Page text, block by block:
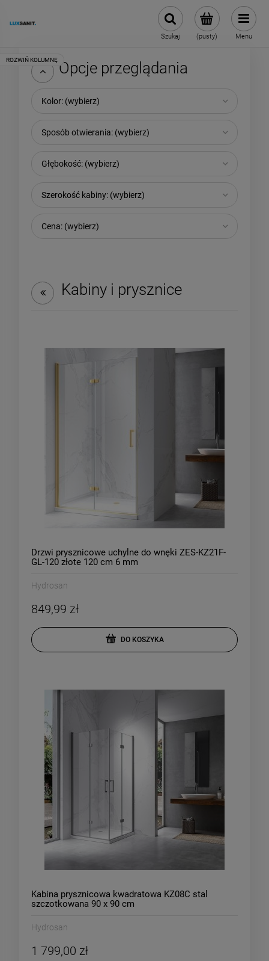
(pusty)
Szukaj Menu
Opcje przeglądania
Kolor: (wybierz)
Sposób otwierania: (wybierz)
Głębokość: (wybierz)
Szerokość kabiny: (wybierz)
Cena: (wybierz)
Kabiny i prysznice
Drzwi prysznicowe uchylne do wnęki ZES-KZ21F-
GL-120 złote 120 cm 6 mm
Hydrosan
849,99 zł
DO KOSZYKA
Kabina prysznicowa kwadratowa KZ08C stal
szczotkowana 90 x 90 cm
Hydrosan
1 799,00 zł